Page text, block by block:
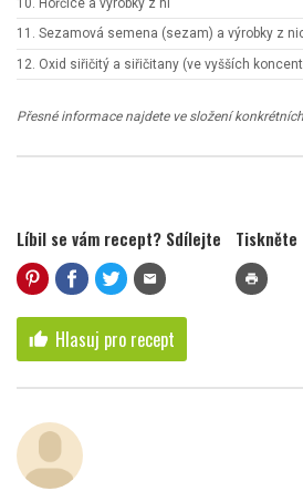
11. Sezamová semena (sezam) a výrobky z
12. Oxid siřičitý a siřičitany (ve vyšších
Přesné informace najdete ve složení
Líbil se vám recept? Sdílejte
mail
Tiskněte
print
thumb_up Hlasuj pro recept